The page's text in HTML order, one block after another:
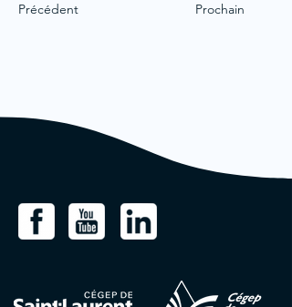
Précédent Prochain